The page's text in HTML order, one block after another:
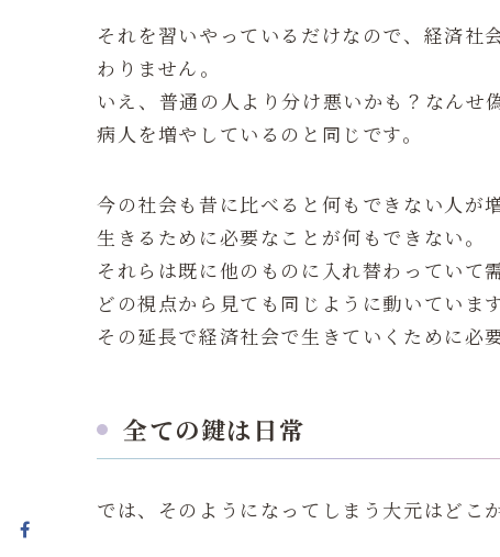
それを習いやっているだけなので、経済社
わりません。
いえ、普通の人より分け悪いかも？なんせ
病人を増やしているのと同じです。
今の社会も昔に比べると何もできない人が
生きるために必要なことが何もできない。
それらは既に他のものに入れ替わっていて
どの視点から見ても同じように動いています
その延長で経済社会で生きていくために必
全ての鍵は日常
では、そのようになってしまう大元はどこ